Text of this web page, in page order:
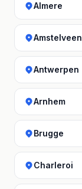
Almere
Amstelveen
Antwerpen
Arnhem
Brugge
Charleroi